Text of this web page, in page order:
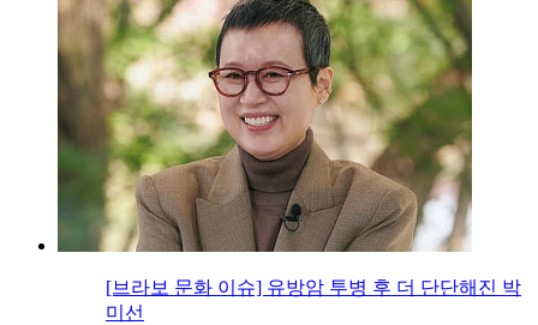
[브라보 문화 이슈] 유방암 투병 후 더 단단해진 박
미선